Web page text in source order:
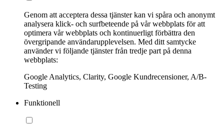
Genom att acceptera dessa tjänster kan vi spåra och anonymt
analysera klick- och surfbeteende på vår webbplats för att
optimera vår webbplats och kontinuerligt förbättra den
övergripande användarupplevelsen. Med ditt samtycke
använder vi följande tjänster från tredje part på denna
webbplats:
Google Analytics, Clarity, Google Kundrecensioner, A/B-
Testing
Funktionell